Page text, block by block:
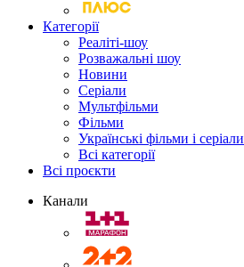
Категорії
Реаліті-шоу
Розважальні шоу
Новини
Серіали
Мультфільми
Фільми
Українські фільми і серіали
Всі категорії
Всі проєкти
Канали